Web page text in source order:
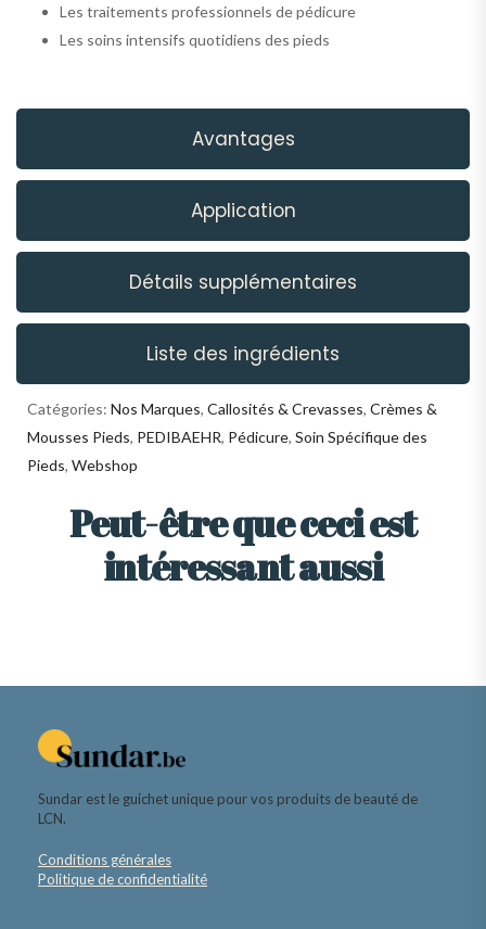
Avantages
Application
Détails supplémentaires
Liste des ingrédients
Les traitements professionnels de pédicure
Les soins intensifs quotidiens des pieds
Catégories: Nos Marques, Callosités & Crevasses, Crèmes &
Mousses Pieds, PEDIBAEHR, Pédicure, Soin Spécifique des
Pieds, Webshop
Peut-être que ceci est
intéressant aussi
Sundar est le guichet unique pour vos produits de beauté de
LCN.
Conditions générales
Politique de confidentialité